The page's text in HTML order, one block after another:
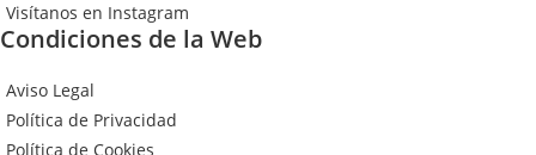
Visítanos en Instagram
Condiciones de la Web
Aviso Legal
Política de Privacidad
Política de Cookies